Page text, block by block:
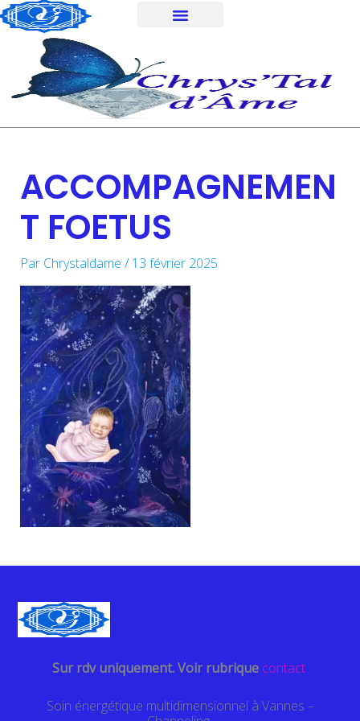
Aller
au
contenu
ACCOMPAGNEMEN
T FOETUS
Par Chrystaldame /13 février 2025
Sur rdv uniquement. Voir rubrique contact
Soin énergétique multidimensionnel à Vannes –